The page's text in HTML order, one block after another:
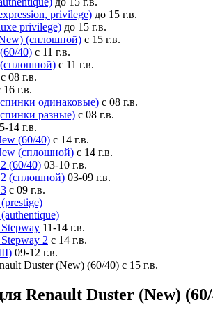
privilege) до 15 г.в.
privilege) до 15 г.в.
(сплошной) с 15 г.в.
40) с 11 г.в.
с 11 г.в.
с 08 г.в.
16 г.в.
одинаковые) с 08 г.в.
разные) с 08 г.в.
14 г.в.
(60/40) с 14 г.в.
(сплошной) с 14 г.в.
(60/40) 03-10 г.в.
2 (сплошной) 03-09 г.в.
с 09 г.в.
11-14 г.в.
2 с 14 г.в.
09-12 г.в.
Duster (New) (60/40) с 15 г.в.
Renault Duster (New)